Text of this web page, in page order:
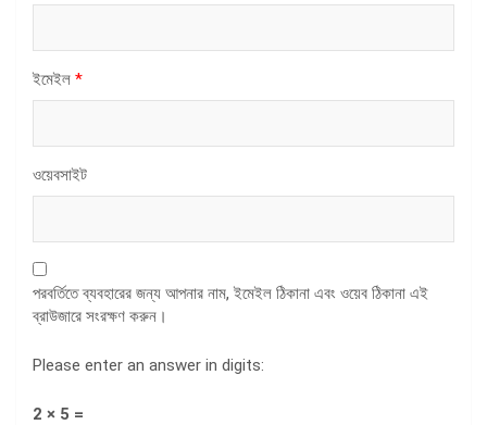
ইমেইল *
ওয়েবসাইট
পরবর্তিতে ব্যবহারের জন্য আপনার নাম, ইমেইল ঠিকানা এবং ওয়েব ঠিকানা এই
ব্রাউজারে সংরক্ষণ করুন।
Please enter an answer in digits:
2 × 5 =